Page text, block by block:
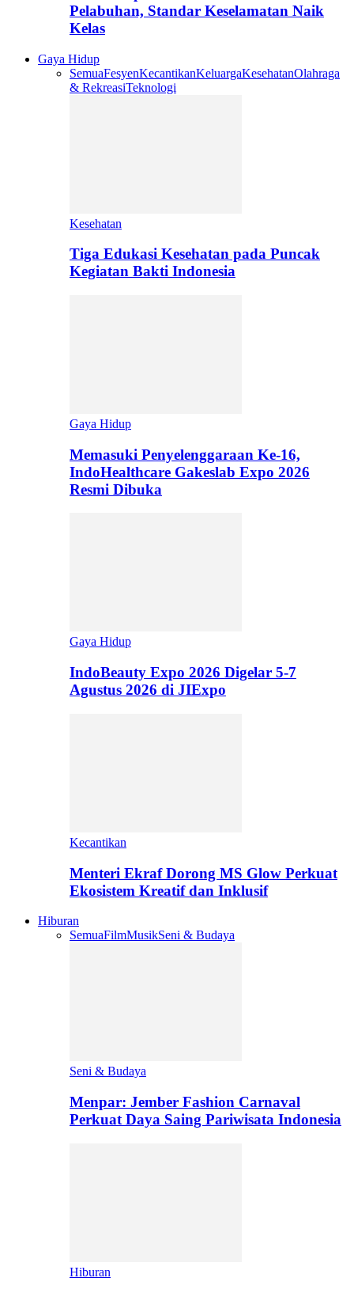
Pelabuhan, Standar Keselamatan Naik
Kelas
Gaya Hidup
SemuaFesyenKecantikanKeluargaKesehatanOlahraga
& RekreasiTeknologi
Kesehatan
Tiga Edukasi Kesehatan pada Puncak
Kegiatan Bakti Indonesia
Gaya Hidup
Memasuki Penyelenggaraan Ke-16,
IndoHealthcare Gakeslab Expo 2026
Resmi Dibuka
Gaya Hidup
IndoBeauty Expo 2026 Digelar 5-7
Agustus 2026 di JIExpo
Kecantikan
Menteri Ekraf Dorong MS Glow Perkuat
Ekosistem Kreatif dan Inklusif
Hiburan
SemuaFilmMusikSeni & Budaya
Seni & Budaya
Menpar: Jember Fashion Carnaval
Perkuat Daya Saing Pariwisata Indonesia
Hiburan